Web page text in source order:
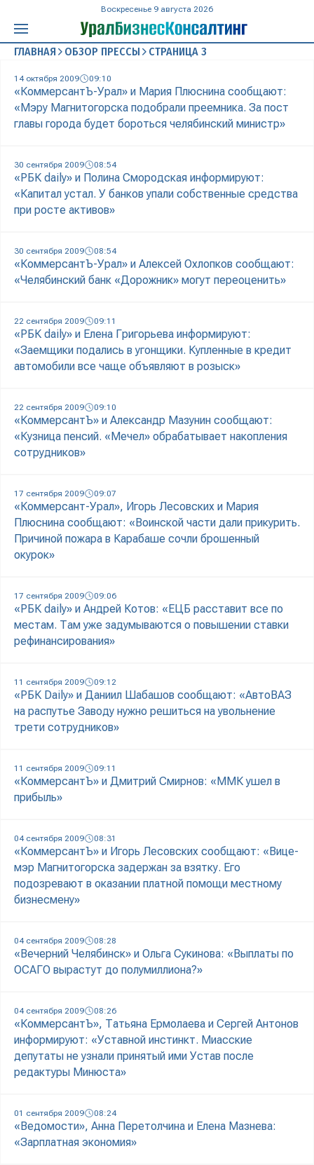
Воскресенье 9 августа 2026
ГЛАВНАЯ ОБЗОР ПРЕССЫ СТРАНИЦА 3
14 октября 2009 09:10
«КоммерсантЪ-Урал» и Мария Плюснина сообщают:
«Мэру Магнитогорска подобрали преемника. За пост
главы города будет бороться челябинский министр»
30 сентября 2009 08:54
«РБК daily» и Полина Смородская информируют:
«Капитал устал. У банков упали собственные средства
при росте активов»
30 сентября 2009 08:54
«КоммерсантЪ-Урал» и Алексей Охлопков сообщают:
«Челябинский банк «Дорожник» могут переоценить»
22 сентября 2009 09:11
«РБК daily» и Елена Григорьева информируют:
«Заемщики подались в угонщики. Купленные в кредит
автомобили все чаще объявляют в розыск»
22 сентября 2009 09:10
«КоммерсантЪ» и Александр Мазунин сообщают:
«Кузница пенсий. «Мечел» обрабатывает накопления
сотрудников»
17 сентября 2009 09:07
«Коммерсант-Урал», Игорь Лесовских и Мария
Плюснина сообщают: «Воинской части дали прикурить.
Причиной пожара в Карабаше сочли брошенный
окурок»
17 сентября 2009 09:06
«РБК daily» и Андрей Котов: «ЕЦБ расставит все по
местам. Там уже задумываются о повышении ставки
рефинансирования»
11 сентября 2009 09:12
«РБК Daily» и Даниил Шабашов сообщают: «АвтоВАЗ
на распутье Заводу нужно решиться на увольнение
трети сотрудников»
11 сентября 2009 09:11
«КоммерсантЪ» и Дмитрий Смирнов: «ММК ушел в
прибыль»
04 сентября 2009 08:31
«КоммерсантЪ» и Игорь Лесовских сообщают: «Вице-
мэр Магнитогорска задержан за взятку. Его
подозревают в оказании платной помощи местному
бизнесмену»
04 сентября 2009 08:28
«Вечерний Челябинск» и Ольга Сукинова: «Выплаты по
ОСАГО вырастут до полумиллиона?»
04 сентября 2009 08:26
«КоммерсантЪ», Татьяна Ермолаева и Сергей Антонов
информируют: «Уставной инстинкт. Миасские
депутаты не узнали принятый ими Устав после
редактуры Минюста»
01 сентября 2009 08:24
«Ведомости», Анна Перетолчина и Елена Мазнева:
«Зарплатная экономия»